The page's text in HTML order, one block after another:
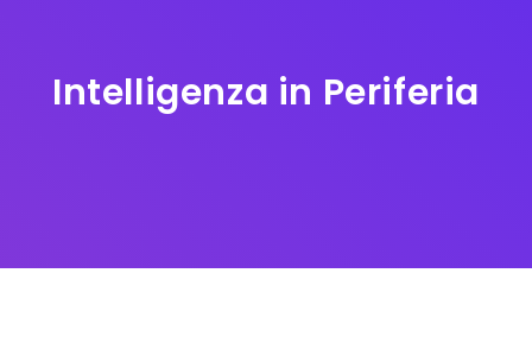
Intelligenza in Periferia